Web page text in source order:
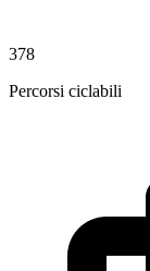
378
Percorsi ciclabili